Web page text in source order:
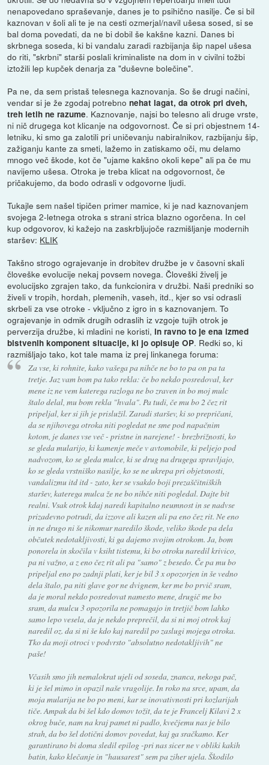
nenapovedano spraševanje, danes je to psihično nasilje. Če si bil
kaznovan v šoli ali te je na cesti ozmerjal/navil ušesa sosed, si se
bal doma povedati, da ne bi dobil še kakšne kazni. Danes bi
skrbnega soseda, ki bi vandalu zaradi razbijanja šip napel ušesa
do riti, "skrbni" starši poslali kriminaliste na dom in v civilni tožbi
iztožili lep kupček denarja za "duševne bolečine".
Pa ne, da sem pristaš telesnega kaznovanja. So še drugi načini,
vendar si je že zgodaj potrebnonehat lagat, da otrok pri dveh,
treh letih ne razume. Kaznovanje, najsi bo telesno ali druge vrste,
ni nič drugega kot klicanje na odgovornost. Če si pri objestnem 14-
letniku, ki smo ga zalotili pri uničevanju nabiralnikov, razbijanju šip,
zažiganju kante za smeti, lažemo in zatiskamo oči, mu delamo
mnogo več škode, kot če "ujame kakšno okoli kepe" ali pa če mu
navijemo ušesa. Otroka je treba klicat na odgovornost, če
pričakujemo, da bodo odrasli v odgovorne ljudi.
Tukajle sem našel tipičen primer mamice, ki je nad kaznovanjem
svojega 2-letnega otroka s strani strica blazno ogorčena. In cel
kup odgovorov, ki kažejo na zaskrbljujoče razmišljanje modernih
staršev: KLIK
Takšno strogo ograjevanje in drobitev družbe je v časovni skali
človeške evolucije nekaj povsem novega. Človeški živelj je
evolucijsko zgrajen tako, da funkcionira v družbi. Naši predniki so
živeli v tropih, hordah, plemenih, vaseh, itd., kjer so vsi odrasli
skrbeli za vse otroke - vključno z igro in s kaznovanjem. To
ograjevanje in odmik drugih odraslih iz vzgoje tujih otrok je
perverzija družbe, ki mladini ne koristi, in ravno to je ena izmed
bistvenih komponent situacije, ki jo opisuje OP. Redki so, ki
razmišljajo tako, kot tale mama iz prej linkanega foruma:
Za vse, ki rohnite, kako vašega pa nihče ne bo to pa on pa ta
tretje. Jaz vam bom pa tako rekla: če bo nekdo posredoval, ker
mene iz ne vem katerega razloga ne bo zraven in bo moj mulc
štalo delal, mu bom rekla "hvala". Pa tudi, če mu bo 2 čez rit
pripeljal, ker si jih je prislužil. Zaradi staršev, ki so prepričani,
da se njihovega otroka niti pogledat ne sme pod napačnim
kotom, je danes vse več - pristne in narejene! - brezbrižnosti, ko
se gleda mularijo, ki kamenje meče v avtomobile, ki peljejo pod
nadvozom, ko se gleda mulce, ki se drug na drugega spravljajo,
ko se gleda vrstniško nasilje, ko se ne ukrepa pri objetsnosti,
vandalizmu itd itd - zato, ker se vsakdo boji prezaščitniških
staršev, katerega mulca že ne bo nihče niti pogledal. Dajte bit
realni. Vsak otrok kdaj naredi kapitalno neumnost in se nadvse
prizadevno potrudi, da izzove ali kazen ali pa eno čez rit. Ne eno
in ne drugo ni še nikomur naredilo škode, veliko škode pa dela
občutek nedotakljivosti, ki ga dajemo svojim otrokom. Ja, bom
ponorela in skočila v ksiht tistemu, ki bo otroku naredil krivico,
pa ni važno, a z eno čez rit ali pa "samo" z besedo. Če pa mu bo
pripeljal eno po zadnji plati, ker je bil 3 x opozorjen in še vedno
dela štalo, pa niti glave gor ne dvignem, ker me bo prvič sram,
da je moral nekdo posredovat namesto mene, drugič me bo
sram, da mulcu 3 opozorila ne pomagajo in tretjič bom lahko
samo lepo vesela, da je nekdo preprečil, da si ni moj otrok kaj
naredil oz. da si ni še kdo kaj naredil po zaslugi mojega otroka.
Tko da moji otroci v podvrsto "absolutno nedotakljivih" ne
paše!
Včasih smo jih nemalokrat ujeli od soseda, znanca, nekoga pač,
ki je šel mimo in opazil naše vragolije. In roko na srce, upam, da
moja mularija ne bo po meni, kar se inovativnosti pri kozlarijah
tiče. Ampak da bi šel kdo domov tožit, da te je Francelj Kilavi 2 x
okrog buče, nam na kraj pamet ni padlo, kvečjemu nas je bilo
strah, da bo šel dotični domov povedat, kaj ga sračkamo. Ker
garantirano bi doma sledil epilog -pri nas sicer ne v obliki kakih
batin, kako klečanje in "hausarest" sem pa ziher ujela. Škodilo